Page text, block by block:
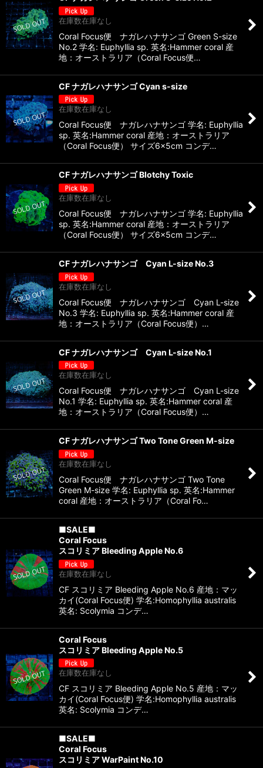
在庫数在庫なし
Coral Focus便 ナガレハナサンゴ Green S-size
No.2 学名: Euphyllia sp. 英名:Hammer coral 産
地：オーストラリア（Coral Focus便…
CF ナガレハナサンゴ Cyan s-size
在庫数在庫なし
Coral Focus便 ナガレハナサンゴ 学名: Euphyllia
sp. 英名:Hammer coral 産地：オーストラリア
（Coral Focus便） サイズ6×5cm コンデ…
CF ナガレハナサンゴ Blotchy Toxic
在庫数在庫なし
Coral Focus便 ナガレハナサンゴ 学名: Euphyllia
sp. 英名:Hammer coral 産地：オーストラリア
（Coral Focus便） サイズ6×5cm コンデ…
CF ナガレハナサンゴ Cyan L-size No.3
在庫数在庫なし
Coral Focus便 ナガレハナサンゴ Cyan L-size
No.3 学名: Euphyllia sp. 英名:Hammer coral 産
地：オーストラリア（Coral Focus便）…
CF ナガレハナサンゴ Cyan L-size No.1
在庫数在庫なし
Coral Focus便 ナガレハナサンゴ Cyan L-size
No.1 学名: Euphyllia sp. 英名:Hammer coral 産
地：オーストラリア（Coral Focus便）…
CF ナガレハナサンゴ Two Tone Green M-size
在庫数在庫なし
Coral Focus便 ナガレハナサンゴ Two Tone
Green M-size 学名: Euphyllia sp. 英名:Hammer
coral 産地：オーストラリア（Coral Fo…
■SALE■
Coral Focus
スコリミア Bleeding Apple No.6
在庫数在庫なし
CF スコリミア Bleeding Apple No.6 産地：マッ
カイ(Coral Focus便) 学名:Homophyllia australis
英名: Scolymia コンデ…
Coral Focus
スコリミア Bleeding Apple No.5
在庫数在庫なし
CF スコリミア Bleeding Apple No.5 産地：マッ
カイ(Coral Focus便) 学名:Homophyllia australis
英名: Scolymia コンデ…
■SALE■
Coral Focus
スコリミア WarPaint No.10